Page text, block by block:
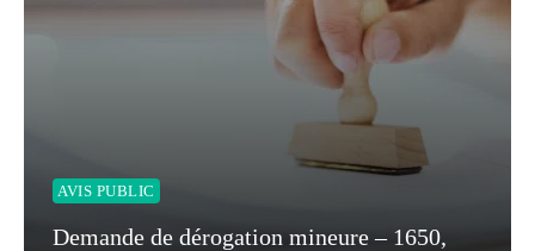
AVIS PUBLIC
Demande de dérogation mineure – 1650,